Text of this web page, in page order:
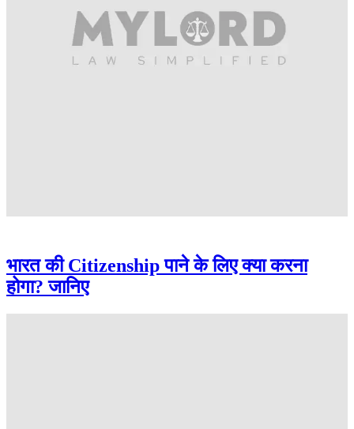
भारत की Citizenship पाने के लिए क्या करना
होगा? जानिए